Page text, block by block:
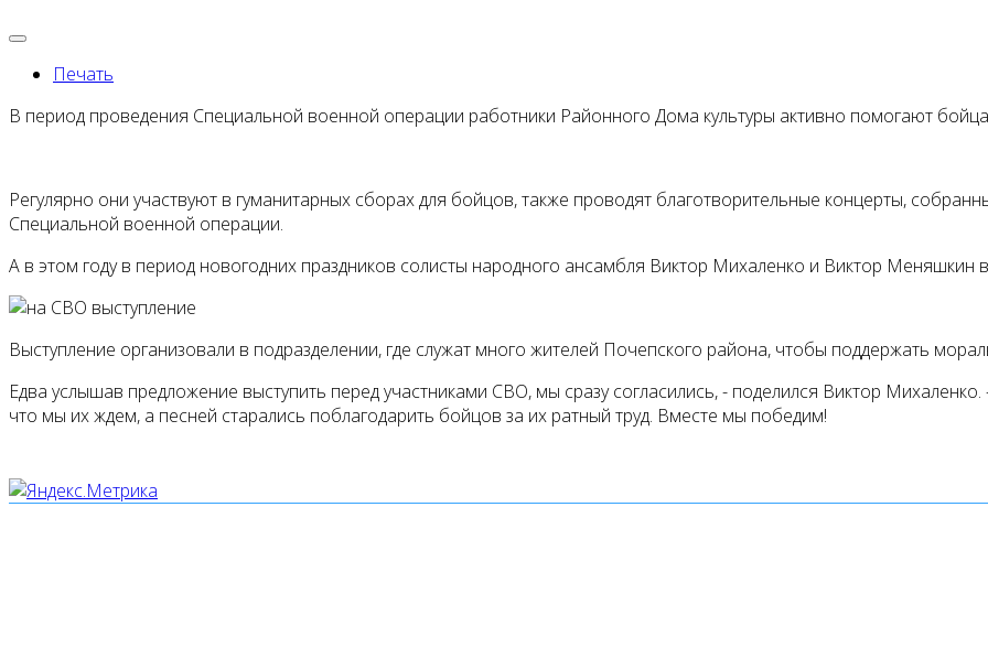
Печать
В период проведения Специальной военной операции работники Районного Дома культуры активно помогают
Регулярно они участвуют в гуманитарных сборах для бойцов, также проводят благотворительные концерты,
Специальной военной операции.
А в этом году в период новогодних праздников солисты народного ансамбля Виктор Михаленко и Виктор
Выступление организовали в подразделении, где служат много жителей Почепского района, чтобы поддержать
Едва услышав предложение выступить перед участниками СВО, мы сразу согласились, - поделился Виктор
что мы их ждем, а песней старались поблагодарить бойцов за их ратный труд. Вместе мы победим!